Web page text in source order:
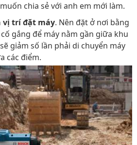
chia sẻ với anh em mới làm.
vị trí đặt máy. Nên đặt ở nơi bằng
gắng để máy nằm gần giữa khu
giảm số lần phải di chuyển máy
các điểm.